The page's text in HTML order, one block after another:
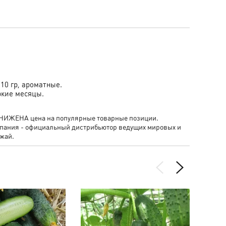
гр, ароматные.
месяцы.
цена на популярные товарные позиции.
- официальный дистрибьютор ведущих мировых и